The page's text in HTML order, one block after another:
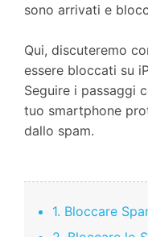
sono arrivati e
Qui, discuteremo
essere bloccati su
Seguire i passaggi
tuo smartphone
dallo spam.
1. Bloccare